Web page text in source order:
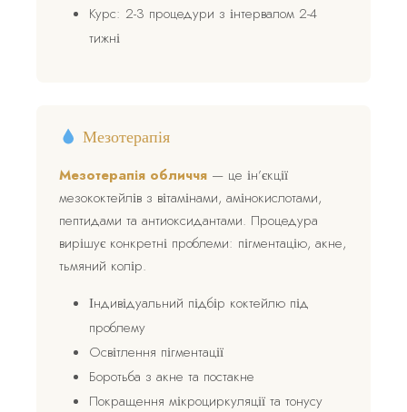
Курс: 2-3 процедури з інтервалом 2-4
тижні
Мезотерапія
Мезотерапія обличчя — це ін’єкції
мезококтейлів з вітамінами, амінокислотами,
пептидами та антиоксидантами. Процедура
вирішує конкретні проблеми: пігментацію, акне,
тьмяний колір.
Індивідуальний підбір коктейлю під
проблему
Освітлення пігментації
Боротьба з акне та постакне
Покращення мікроциркуляції та тонусу